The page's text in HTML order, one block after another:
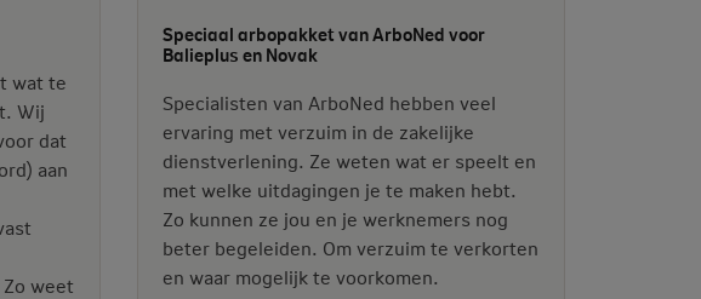
wat te
Wij
dat
aan
weet
Speciaal arbopakket van ArboNed voor
Balieplus en Novak
Specialisten van ArboNed hebben veel
ervaring met verzuim in de zakelijke
dienstverlening. Ze weten wat er speelt en
met welke uitdagingen je te maken hebt.
Zo kunnen ze jou en je werknemers nog
beter begeleiden. Om verzuim te verkorten
en waar mogelijk te voorkomen.